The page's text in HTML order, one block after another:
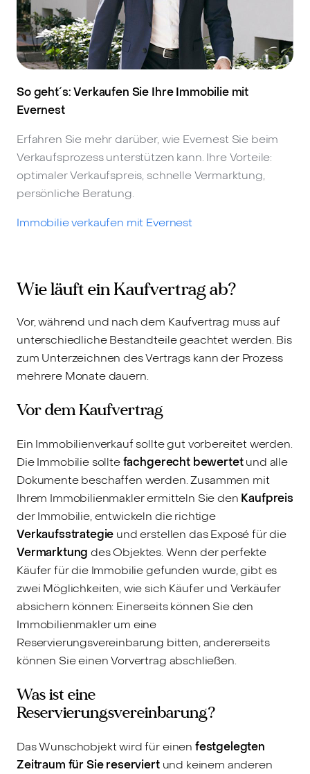
So geht´s: Verkaufen Sie Ihre Immobilie mit
Evernest
Erfahren Sie mehr darüber, wie Evernest Sie beim
Verkaufsprozess unterstützen kann. Ihre Vorteile:
optimaler Verkaufspreis, schnelle Vermarktung,
persönliche Beratung.
Immobilie verkaufen mit Evernest
Wie läuft ein Kaufvertrag ab?
Vor, während und nach dem Kaufvertrag muss auf
unterschiedliche Bestandteile geachtet werden. Bis
zum Unterzeichnen des Vertrags kann der Prozess
mehrere Monate dauern.
Vor dem Kaufvertrag
Ein Immobilienverkauf sollte gut vorbereitet werden.
Die Immobilie solltefachgerecht bewertetund alle
Dokumente beschaffen werden. Zusammen mit
Ihrem Immobilienmakler ermitteln Sie den Kaufpreis
der Immobilie, entwickeln die richtige
Verkaufsstrategie und erstellen das Exposé für die
Vermarktung des Objektes. Wenn der perfekte
Käufer für die Immobilie gefunden wurde, gibt es
zwei Möglichkeiten, wie sich Käufer und Verkäufer
absichern können: Einerseits können Sie den
Immobilienmakler um eine
Reservierungsvereinbarung bitten, andererseits
können Sie einen Vorvertrag abschließen.
Was ist eine
Reservierungsvereinbarung?
Das Wunschobjekt wird für einen festgelegten
Zeitraum für Sie reserviertund keinem anderen